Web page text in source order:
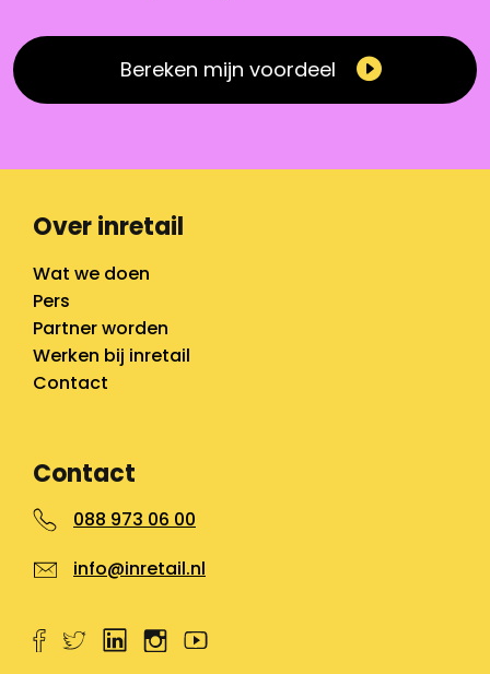
Bereken mijn voordeel
Over inretail
Wat we doen
Pers
Partner worden
Werken bij inretail
Contact
Contact
088 973 06 00
info@inretail.nl